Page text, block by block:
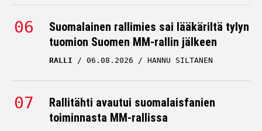
Suomalainen rallimies sai lääkäriltä tylyn
tuomion Suomen MM-rallin jälkeen
RALLI 06.08.2026 HANNU SILTANEN
Rallitähti avautui suomalaisfanien
toiminnasta MM-rallissa